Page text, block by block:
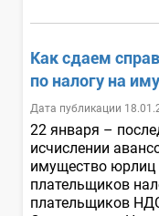
Как сдаем
по налогу на
Дата публикации
22 января –
исчислении
имущество
плательщиков
плательщиков